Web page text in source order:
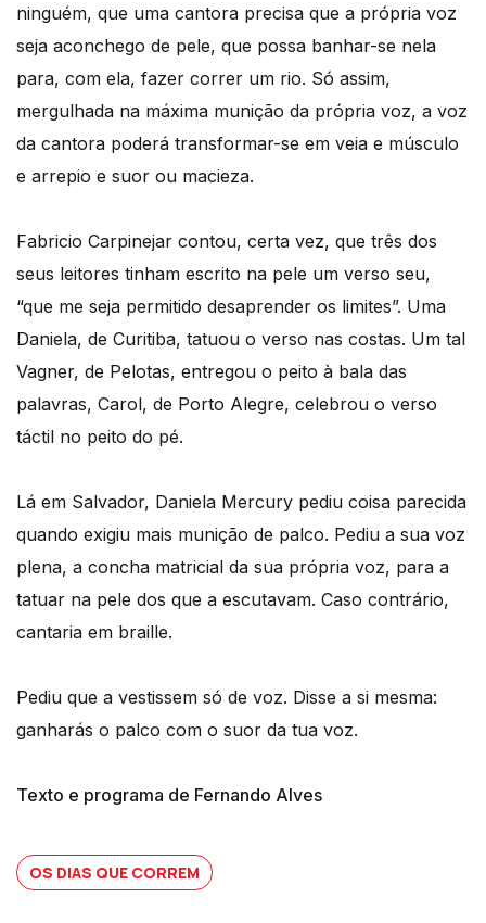
ninguém, que uma cantora precisa que a própria voz
seja aconchego de pele, que possa banhar-se nela
para, com ela, fazer correr um rio. Só assim,
mergulhada na máxima munição da própria voz, a voz
da cantora poderá transformar-se em veia e músculo
e arrepio e suor ou macieza.
Fabricio Carpinejar contou, certa vez, que três dos
seus leitores tinham escrito na pele um verso seu,
“que me seja permitido desaprender os limites”. Uma
Daniela, de Curitiba, tatuou o verso nas costas. Um tal
Vagner, de Pelotas, entregou o peito à bala das
palavras, Carol, de Porto Alegre, celebrou o verso
táctil no peito do pé.
Lá em Salvador, Daniela Mercury pediu coisa parecida
quando exigiu mais munição de palco. Pediu a sua voz
plena, a concha matricial da sua própria voz, para a
tatuar na pele dos que a escutavam. Caso contrário,
cantaria em braille.
Pediu que a vestissem só de voz. Disse a si mesma:
ganharás o palco com o suor da tua voz.
Texto e programa de Fernando Alves
OS DIAS QUE CORREM